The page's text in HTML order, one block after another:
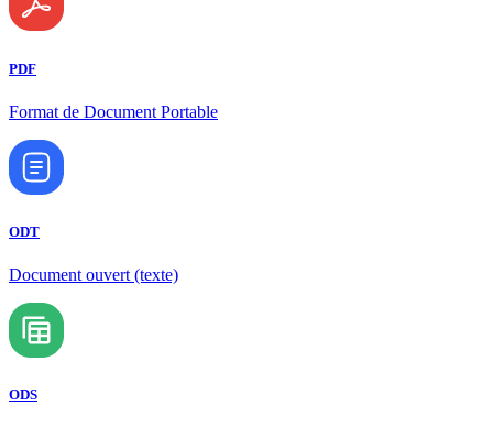
PDF
Format de Document Portable
ODT
Document ouvert (texte)
ODS